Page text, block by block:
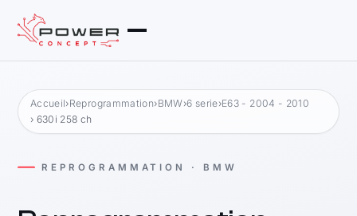
Accueil›Reprogrammation›BMW›6 serie›E63 - 2004 - 2010
› 630i 258 ch
REPROGRAMMATION · BMW